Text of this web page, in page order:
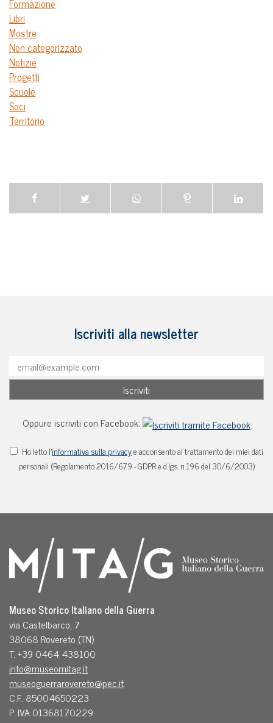
Formazione
Libri
Mostre
Non categorizzato
Notizie
Progetti
Scuole
Soci
Territorio
Iscriviti alla newsletter
Oppure iscriviti con Facebook:
Ho letto l'informativa sulla privacye acconsento al trattamento dei miei dati
personali (Regolamento 2016/679 - GDPR e d.lgs. n.196 del 30/6/2003)
Museo Storico Italiano della Guerra
via Castelbarco, 7
38068 Rovereto (TN)
T. +39 0464 438100
info@museomitag.it
museoguerrarovereto@pec.it
C.F. 85004650223
P. IVA 01368170229